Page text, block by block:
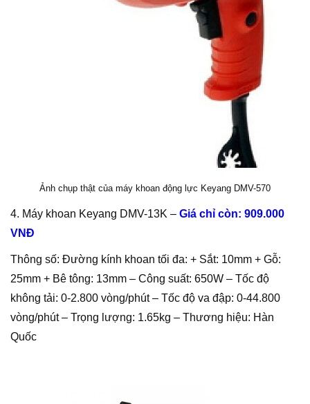
Ảnh chụp thật của máy khoan động lực Keyang DMV-570
4. Máy khoan Keyang DMV-13K – Giá chỉ còn: 909.000
VNĐ
Thông số: Đường kính khoan tối đa: + Sắt: 10mm + Gỗ:
25mm + Bê tông: 13mm – Công suất: 650W – Tốc độ
không tải: 0-2.800 vòng/phút – Tốc độ va đập: 0-44.800
vòng/phút – Trọng lượng: 1.65kg – Thương hiệu: Hàn
Quốc